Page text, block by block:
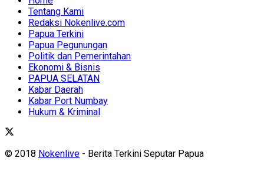
Tentang Kami
Redaksi Nokenlive.com
Papua Terkini
Papua Pegunungan
Politik dan Pemerintahan
Ekonomi & Bisnis
PAPUA SELATAN
Kabar Daerah
Kabar Port Numbay
Hukum & Kriminal
© 2018 Nokenlive - Berita Terkini Seputar Papua